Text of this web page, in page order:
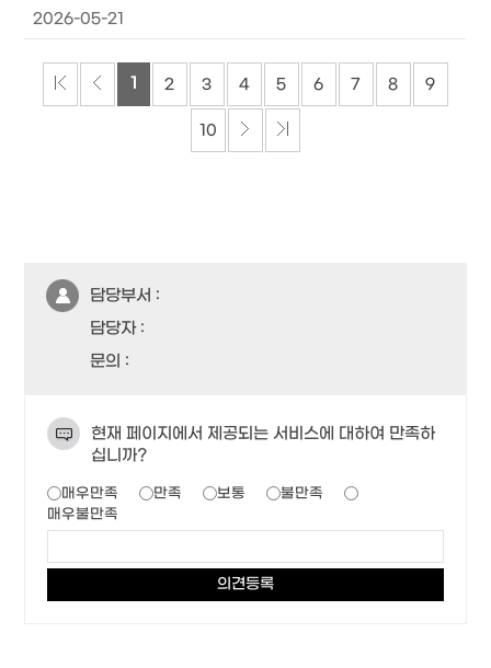
2026-05-21
1 2 3 4 5 6 7 8 9
10
담당부서 :
담당자 :
문의 :
현재 페이지에서 제공되는 서비스에 대하여 만족하
십니까?
매우만족 만족 보통
불만족
매우불만족